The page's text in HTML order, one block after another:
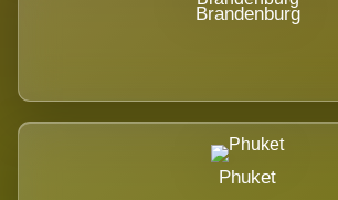
Brandenburg
Phuket